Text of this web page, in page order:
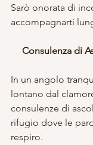
Sarò onorata di
accompagnarti
Consulenza di
In un angolo
lontano dal
consulenze di
rifugio dove le
respiro.